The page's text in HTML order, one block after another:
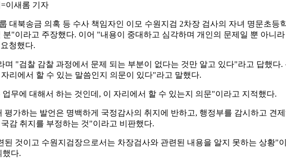
이새롬 기자
대북송금 의혹 등 수사 책임자인 이모 수원지검 2차장 검사의 자녀 명문초
"이라고 주장했다. 이어 "내용이 중대하고 심각하며 개인의 문제일 뿐 아니
청했다.
"검찰 감찰 과정에서 문제 되는 부분이 없다는 것만 알고 있다"라고 답했
리에서 할 수 있는 말씀인지 의문이 있다"라고 말했다.
무에 대해서 하는 것인데, 이 자리에서 할 수 있는지 의문"이라고 지적했다.
가하는 발언은 명백하게 국정감사의 취지에 반하고, 행정부를 감시하고 견
감 취지를 부정하는 것"이라고 비판했다.
된 것이고 수원지검장으로서는 차장검사와 관련된 내용을 알지 못하는 상황
했다.